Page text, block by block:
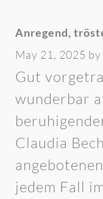
Anregend,
May 21, 2025 by
Gut
wunderbar
Claudia
jedem Fall